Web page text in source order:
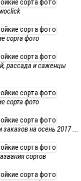
сорта фото
рассада и саженцы
сорта фото
на осень 2017 ...
сортов